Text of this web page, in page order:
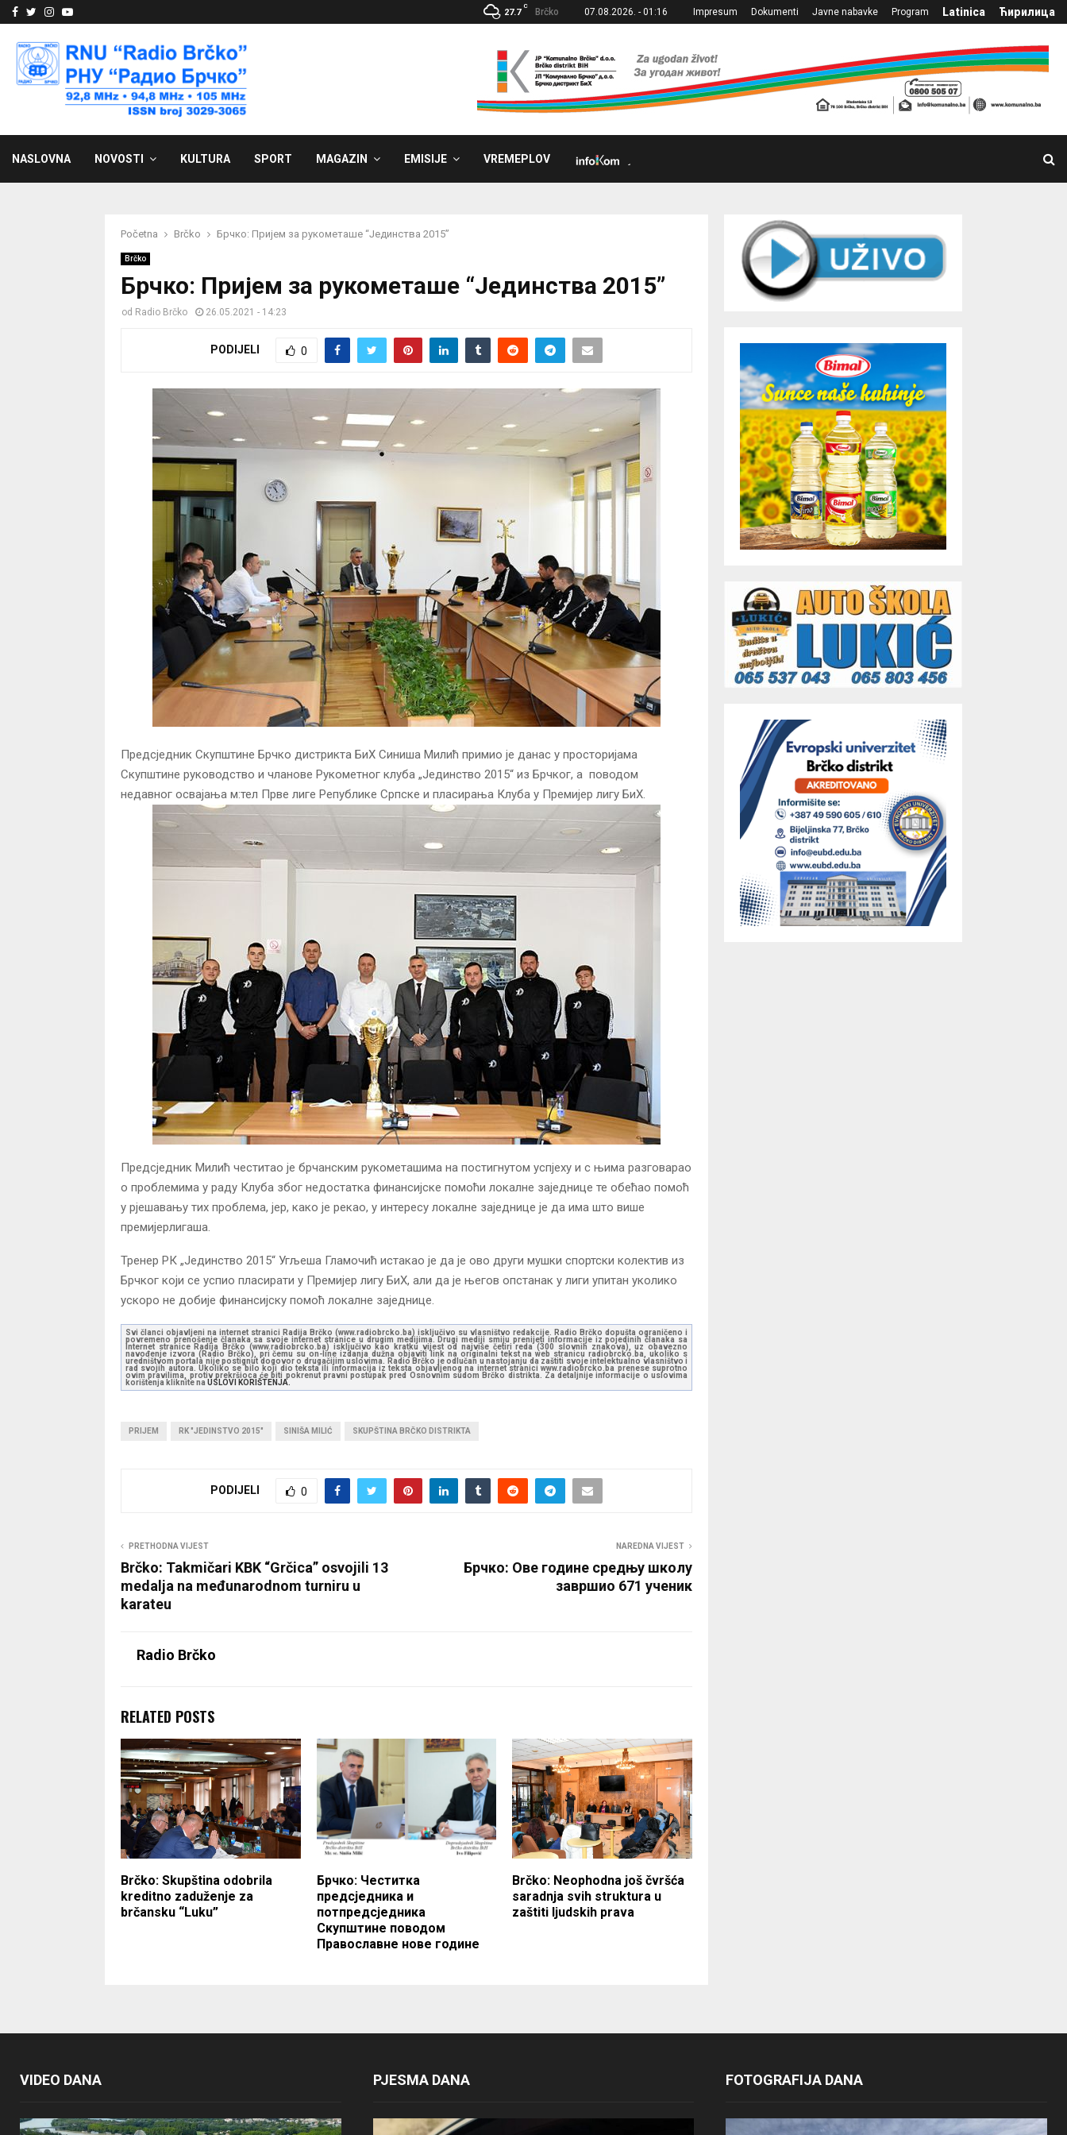
Facebook
Twitter
Instagram
Youtube 27.7
C
Brčko 07.08.2026. - 01:16 Impresum Dokumenti Javne nabavke Program Latinica Ћирилица
NASLOVNA NOVOSTI KULTURA SPORT MAGAZIN EMISIJE VREMEPLOV
Početna Brčko Брчко: Пријем за рукометаше “Јединства 2015”
Brčko
Брчко: Пријем за рукометаше “Јединства 2015”
od Radio Brčko 26.05.2021 - 14:23
PODIJELI 0
Предсједник Скупштине Брчко дистрикта БиХ Синиша Милић примио је данас у просторијама
Скупштине руководство и чланове Рукометног клуба „Јединство 2015“ из Брчког, а поводом
недавног освајања м:тел Прве лиге Републике Српске и пласирања Клуба у Премијер лигу БиХ.
Предсједник Милић честитао је брчанским рукометашима на постигнутом успјеху и с њима разговарао
о проблемима у раду Клуба због недостатка финансијске помоћи локалне заједнице те обећао помоћ
у рјешавању тих проблема, јер, како је рекао, у интересу локалне заједнице је да има што више
премијерлигаша.
Тренер РК „Јединство 2015“ Угљеша Гламочић истакао је да је ово други мушки спортски колектив из
Брчког који се успио пласирати у Премијер лигу БиХ, али да је његов опстанак у лиги упитан уколико
ускоро не добије финансијску помоћ локалне заједнице.
Svi članci objavljeni na internet stranici Radija Brčko (www.radiobrcko.ba) isključivo su vlasništvo redakcije. Radio Brčko dopušta ograničeno i
povremeno prenošenje članaka sa svoje internet stranice u drugim medijima. Drugi mediji smiju prenijeti informacije iz pojedinih članaka sa
Internet stranice Radija Brčko (www.radiobrcko.ba) isključivo kao kratku vijest od najviše četiri reda (300 slovnih znakova), uz obavezno
navođenje izvora (Radio Brčko), pri čemu su on-line izdanja dužna objaviti link na originalni tekst na web stranicu radiobrcko.ba, ukoliko s
uredništvom portala nije postignut dogovor o drugačijim uslovima. Radio Brčko je odlučan u nastojanju da zaštiti svoje intelektualno vlasništvo i
rad svojih autora. Ukoliko se bilo koji dio teksta ili informacija iz teksta objavljenog na internet stranici www.radiobrcko.ba prenese suprotno
ovim pravilima, protiv prekršioca će biti pokrenut pravni postupak pred Osnovnim sudom Brčko distrikta. Za detaljnije informacije o uslovima
korištenja kliknite na USLOVI KORIŠTENJA.
PRIJEM RK "JEDINSTVO 2015" SINIŠA MILIĆ SKUPŠTINA BRČKO DISTRIKTA
PODIJELI 0
PRETHODNA VIJEST
Brčko: Takmičari KBK “Grčica” osvojili 13
medalja na međunarodnom turniru u
karateu
NAREDNA VIJEST
Брчко: Ове године средњу школу
завршио 671 ученик
Radio Brčko
RELATED POSTS
Brčko: Skupština odobrila
kreditno zaduženje za
brčansku “Luku”
Брчко: Честитка
предсједника и
потпредсједника
Скупштине поводом
Православне нове године
Brčko: Neophodna još čvršća
saradnja svih struktura u
zaštiti ljudskih prava
VIDEO DANA PJESMA DANA FOTOGRAFIJA DANA